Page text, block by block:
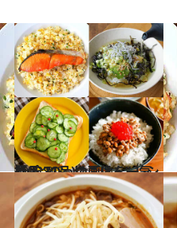
2022.9.8
絶品 “のっけごはん” レシピ(全31品)の画像を一気見！
グルメ